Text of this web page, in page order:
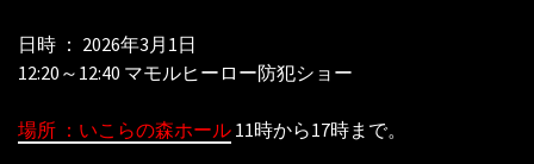
日時 ： 2026年3月1日
12:20～12:40 マモルヒーロー防犯ショー
場所 ：いこらの森ホール 11時から17時まで。